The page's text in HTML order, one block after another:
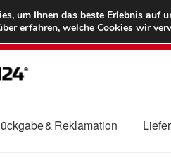
ab 6 EUR
& Reklamation
um Ihnen das beste Erlebnis auf
erfahren, welche Cookies wir